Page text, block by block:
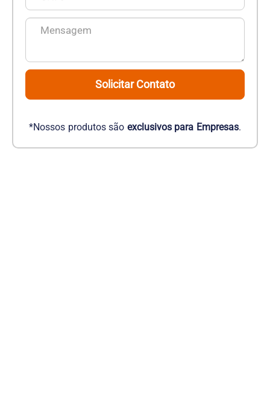
Solicitar Contato
*Nossos produtos são exclusivos para Empresas.